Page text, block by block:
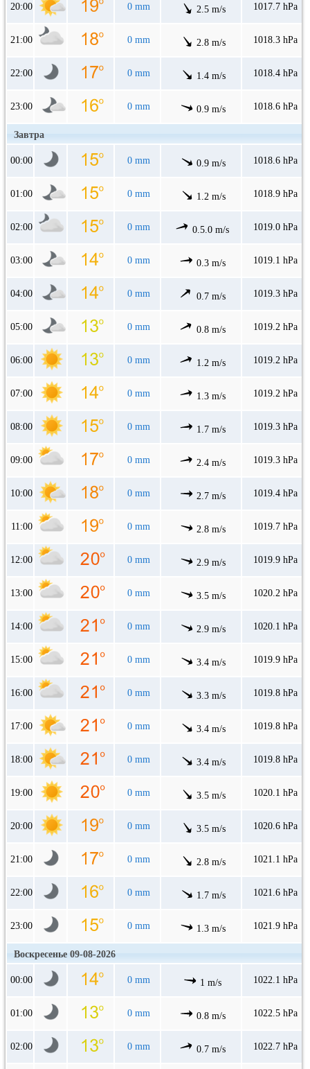
20:00 0 mm 2.5 m/s 1017.7 hPa
21:00 0 mm 2.8 m/s 1018.3 hPa
22:00 0 mm 1.4 m/s 1018.4 hPa
23:00 0 mm 0.9 m/s 1018.6 hPa
Завтра
00:00 0 mm 0.9 m/s 1018.6 hPa
01:00 0 mm 1.2 m/s 1018.9 hPa
02:00 0 mm 0.5.0 m/s 1019.0 hPa
03:00 0 mm 0.3 m/s 1019.1 hPa
04:00 0 mm 0.7 m/s 1019.3 hPa
05:00 0 mm 0.8 m/s 1019.2 hPa
06:00 0 mm 1.2 m/s 1019.2 hPa
07:00 0 mm 1.3 m/s 1019.2 hPa
08:00 0 mm 1.7 m/s 1019.3 hPa
09:00 0 mm 2.4 m/s 1019.3 hPa
10:00 0 mm 2.7 m/s 1019.4 hPa
11:00 0 mm 2.8 m/s 1019.7 hPa
12:00 0 mm 2.9 m/s 1019.9 hPa
13:00 0 mm 3.5 m/s 1020.2 hPa
14:00 0 mm 2.9 m/s 1020.1 hPa
15:00 0 mm 3.4 m/s 1019.9 hPa
16:00 0 mm 3.3 m/s 1019.8 hPa
17:00 0 mm 3.4 m/s 1019.8 hPa
18:00 0 mm 3.4 m/s 1019.8 hPa
19:00 0 mm 3.5 m/s 1020.1 hPa
20:00 0 mm 3.5 m/s 1020.6 hPa
21:00 0 mm 2.8 m/s 1021.1 hPa
22:00 0 mm 1.7 m/s 1021.6 hPa
23:00 0 mm 1.3 m/s 1021.9 hPa
Воскресенье 09-08-2026
00:00 0 mm 1 m/s 1022.1 hPa
01:00 0 mm 0.8 m/s 1022.5 hPa
02:00 0 mm 0.7 m/s 1022.7 hPa